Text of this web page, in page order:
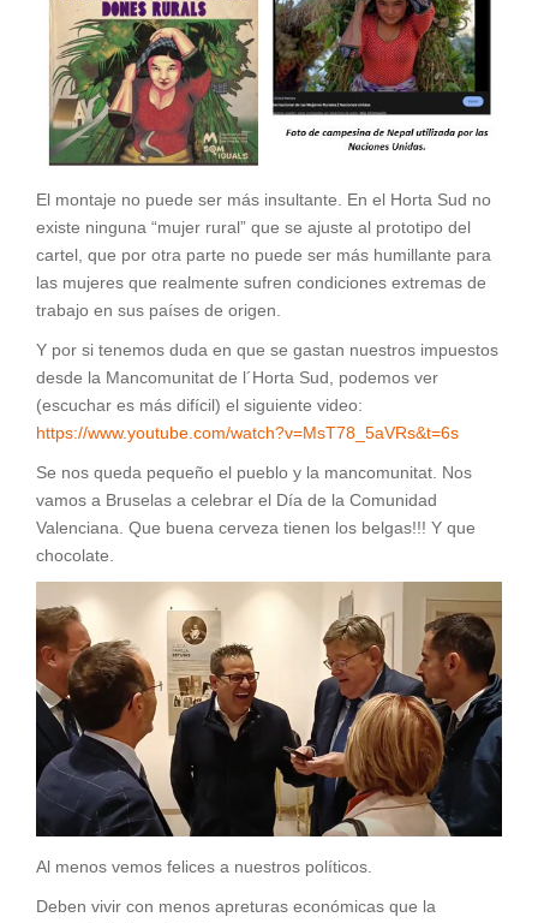
El montaje no puede ser más insultante. En el Horta Sud no
existe ninguna “mujer rural” que se ajuste al prototipo del
cartel, que por otra parte no puede ser más humillante para
las mujeres que realmente sufren condiciones extremas de
trabajo en sus países de origen.
Y por si tenemos duda en que se gastan nuestros impuestos
desde la Mancomunitat de l´Horta Sud, podemos ver
(escuchar es más difícil) el siguiente video:
https://www.youtube.com/watch?v=MsT78_5aVRs&t=6s
Se nos queda pequeño el pueblo y la mancomunitat. Nos
vamos a Bruselas a celebrar el Día de la Comunidad
Valenciana. Que buena cerveza tienen los belgas!!! Y que
chocolate.
Al menos vemos felices a nuestros políticos.
Deben vivir con menos apreturas económicas que la